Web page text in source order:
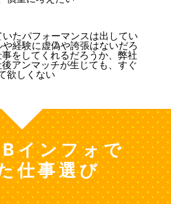
インフォで
仕事選び